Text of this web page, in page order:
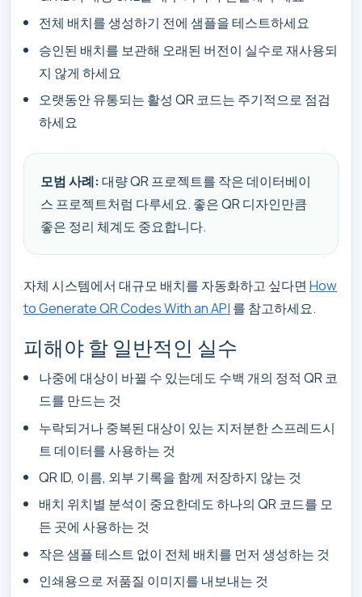
전체 배치를 생성하기 전에 샘플을 테스트하세요
승인된 배치를 보관해 오래된 버전이 실수로 재사용되
지 않게 하세요
오랫동안 유통되는 활성 QR 코드는 주기적으로 점검
하세요
모범 사례: 대량 QR 프로젝트를 작은 데이터베이
스 프로젝트처럼 다루세요. 좋은 QR 디자인만큼
좋은 정리 체계도 중요합니다.
자체 시스템에서 대규모 배치를 자동화하고 싶다면 How
to Generate QR Codes With an API 를 참고하세요.
피해야 할 일반적인 실수
나중에 대상이 바뀔 수 있는데도 수백 개의 정적 QR 코
드를 만드는 것
누락되거나 중복된 대상이 있는 지저분한 스프레드시
트 데이터를 사용하는 것
QR ID, 이름, 외부 기록을 함께 저장하지 않는 것
배치 위치별 분석이 중요한데도 하나의 QR 코드를 모
든 곳에 사용하는 것
작은 샘플 테스트 없이 전체 배치를 먼저 생성하는 것
인쇄용으로 저품질 이미지를 내보내는 것